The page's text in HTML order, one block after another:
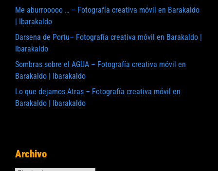
Me aburrooooo … – Fotografía creativa móvil en Barakaldo
| Ibarakaldo
Darsena de Portu– Fotografía creativa móvil en Barakaldo |
Ibarakaldo
Sombras sobre el AGUA – Fotografía creativa móvil en
Barakaldo | Ibarakaldo
Lo que dejamos Atras – Fotografía creativa móvil en
Barakaldo | Ibarakaldo
Archivo